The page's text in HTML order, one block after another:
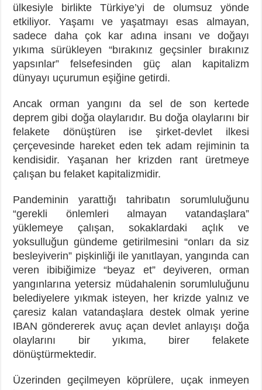
ülkesiyle birlikte Türkiye’yi de olumsuz yönde
etkiliyor. Yaşamı ve yaşatmayı esas almayan,
sadece daha çok kar adına insanı ve doğayı
yıkıma sürükleyen “bırakınız geçsinler bırakınız
yapsınlar” felsefesinden güç alan kapitalizm
dünyayı uçurumun eşiğine getirdi.
Ancak orman yangını da sel de son kertede
deprem gibi doğa olaylarıdır. Bu doğa olaylarını bir
felakete dönüştüren ise şirket-devlet ilkesi
çerçevesinde hareket eden tek adam rejiminin ta
kendisidir. Yaşanan her krizden rant üretmeye
çalışan bu felaket kapitalizmidir.
Pandeminin yarattığı tahribatın sorumluluğunu
“gerekli önlemleri almayan vatandaşlara”
yüklemeye çalışan, sokaklardaki açlık ve
yoksulluğun gündeme getirilmesini “onları da siz
besleyiverin” pişkinliği ile yanıtlayan, yangında can
veren ibibiğimize “beyaz et” deyiveren, orman
yangınlarına yetersiz müdahalenin sorumluluğunu
belediyelere yıkmak isteyen, her krizde yalnız ve
çaresiz kalan vatandaşlara destek olmak yerine
IBAN göndererek avuç açan devlet anlayışı doğa
olaylarını bir yıkıma, birer felakete
dönüştürmektedir.
Üzerinden geçilmeyen köprülere, uçak inmeyen